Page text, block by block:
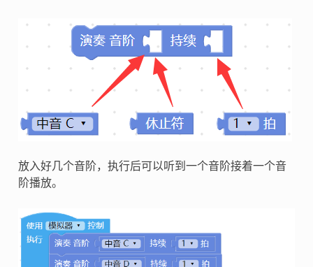
放入好几个音阶，执行后可以听到一个音阶接着一个音
阶播放。